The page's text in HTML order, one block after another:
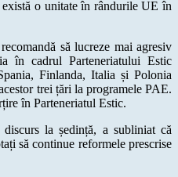
o unitate în rândurile UE în
să lucreze mai agresiv
în cadrul Parteneriatului Estic
Finlanda, Italia și Polonia
trei țări la programele PAE.
în Parteneriatul Estic.
la ședință, a subliniat că
să continue reformele prescrise